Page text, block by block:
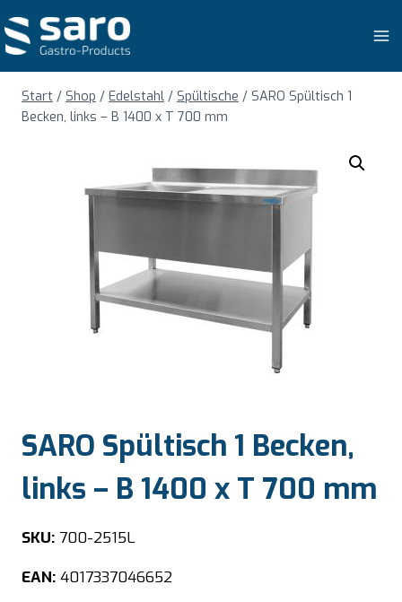
Inhalt
springen
Start / Shop / Edelstahl / Spültische / SARO Spültisch 1
Becken, links – B 1400 x T 700 mm
SARO Spültisch 1 Becken,
links – B 1400 x T 700 mm
SKU: 700-2515L
EAN: 4017337046652